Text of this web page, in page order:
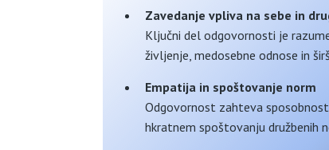
Zavedanje vpliva na sebe in
Ključni del odgovornosti je
življenje, medosebne odnose in
Empatija in spoštovanje norm
Odgovornost zahteva
hkratnem spoštovanju družbenih